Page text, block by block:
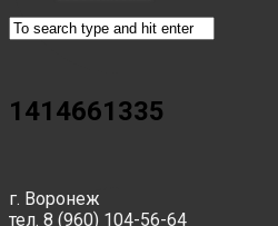
1414661335
г. Воронеж
тел. 8 (960) 104-56-64